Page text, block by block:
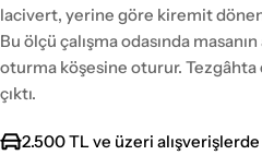
lacivert, yerine göre kiremit
Bu ölçü çalışma odasında
oturma köşesine oturur.
çıktı.
2.500 TL ve üzeri